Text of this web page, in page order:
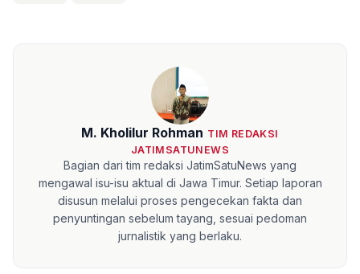
M. Kholilur Rohman TIM REDAKSI
JATIMSATUNEWS
Bagian dari tim redaksi JatimSatuNews yang
mengawal isu-isu aktual di Jawa Timur. Setiap laporan
disusun melalui proses pengecekan fakta dan
penyuntingan sebelum tayang, sesuai pedoman
jurnalistik yang berlaku.